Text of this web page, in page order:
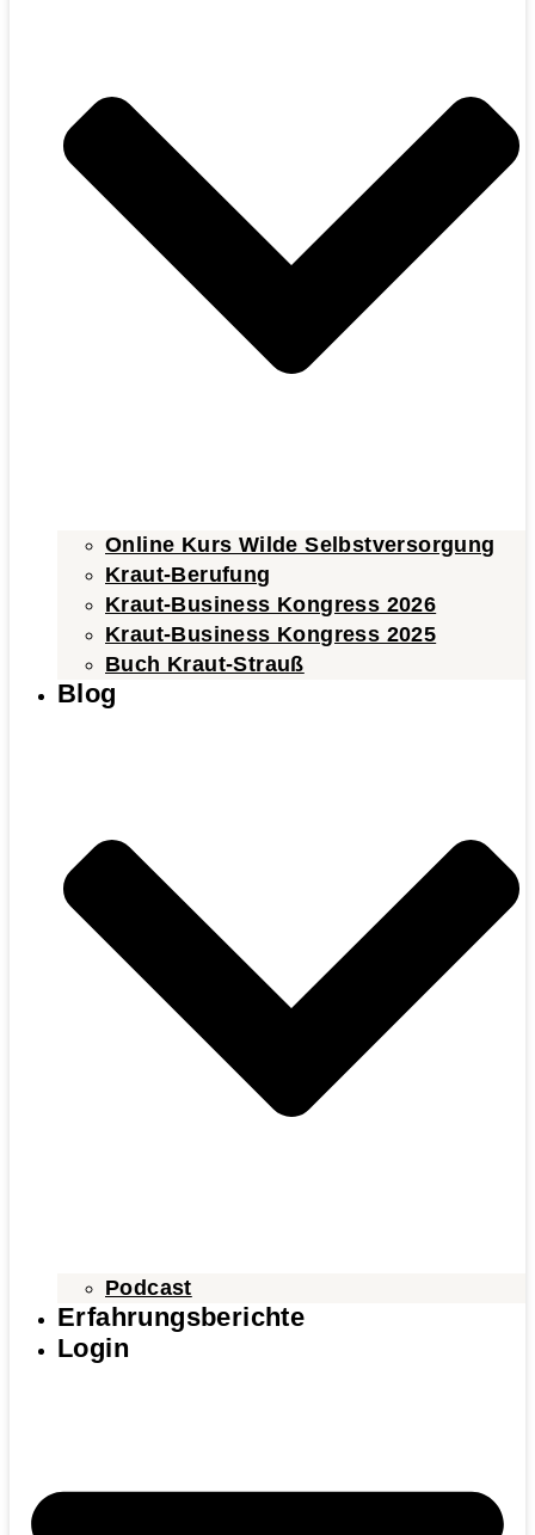
Online Kurs Wilde Selbstversorgung
Kraut-Berufung
Kraut-Business Kongress 2026
Kraut-Business Kongress 2025
Buch Kraut-Strauß
Blog
Podcast
Erfahrungsberichte
Login